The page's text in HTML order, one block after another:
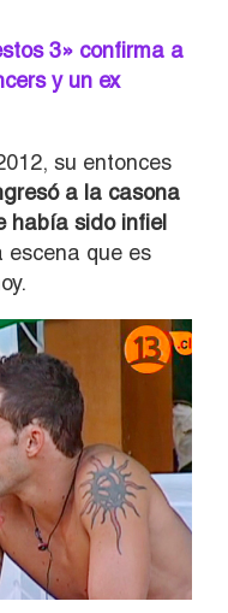
3» confirma a
y un ex
su entonces
a la casona
había sido infiel
escena que es